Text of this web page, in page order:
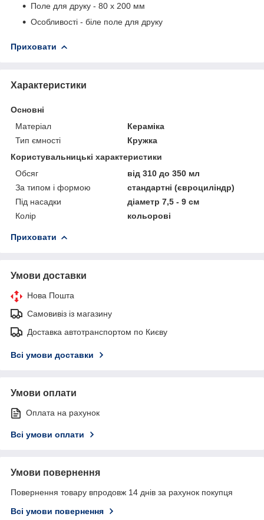
Поле для друку - 80 х 200 мм
Особливості - біле поле для друку
Приховати
Характеристики
Основні
Матеріал
Кераміка
Тип ємності
Кружка
Користувальницькі характеристики
Обсяг
від 310 до 350 мл
За типом і формою
стандартні (євроциліндр)
Під насадки
діаметр 7,5 - 9 см
Колір
кольорові
Приховати
Умови доставки
Нова Пошта
Самовивіз із магазину
Доставка автотранспортом по Києву
Всі умови доставки
Умови оплати
Оплата на рахунок
Всі умови оплати
Умови повернення
Повернення товару впродовж 14 днів за рахунок покупця
Всі умови повернення